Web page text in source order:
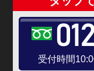
受付時間